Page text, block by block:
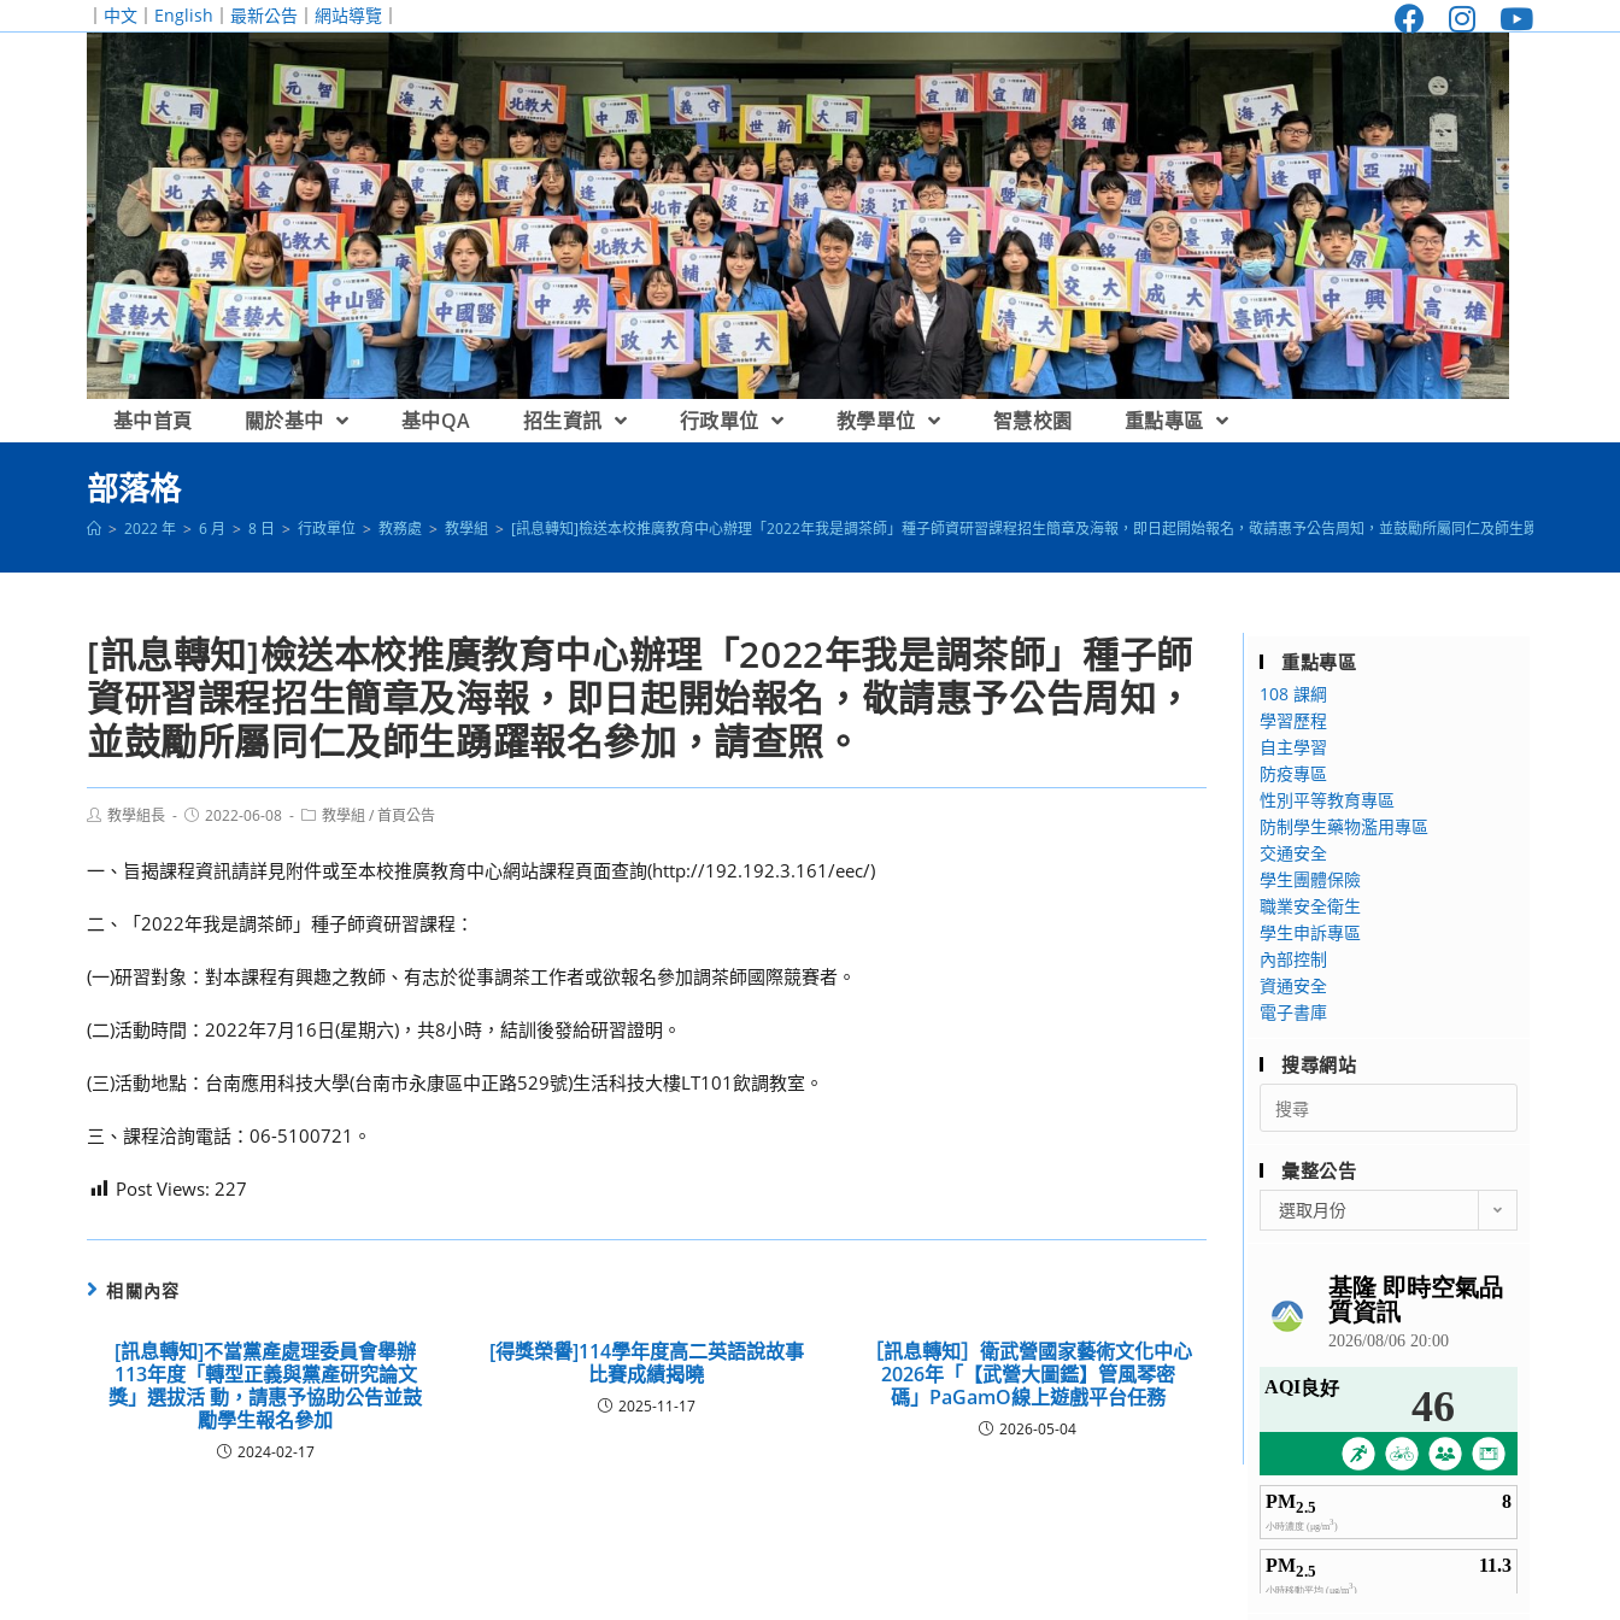
｜ 中文 ｜ English ｜ 最新公告 ｜ 網站導覽 ｜
基中首頁 關於基中 基中QA 招生資訊 行政單位 教學單位 智慧校園 重點專區
部落格
> 2022 年 > 6 月 > 8 日 > 行政單位 > 教務處 > 教學組 > [訊息轉知]檢送本校推廣教育中心辦理「2022年我是調茶師」種子師資研習課程招生簡章及海報，即日起開始報名，敬請惠予公告周知，並鼓勵所屬同仁及師生踴躍報名參加
[訊息轉知]檢送本校推廣教育中心辦理「2022年我是調茶師」種子師
資研習課程招生簡章及海報，即日起開始報名，敬請惠予公告周知，
並鼓勵所屬同仁及師生踴躍報名參加，請查照。
Post教學組長
Post2022-06-08
Post教學組 /首頁公告
一、旨揭課程資訊請詳見附件或至本校推廣教育中心網站課程頁面查詢(http://192.192.3.161/eec/)
二、「2022年我是調茶師」種子師資研習課程：
(一)研習對象：對本課程有興趣之教師、有志於從事調茶工作者或欲報名參加調茶師國際競賽者。
(二)活動時間：2022年7月16日(星期六)，共8小時，結訓後發給研習證明。
(三)活動地點：台南應用科技大學(台南市永康區中正路529號)生活科技大樓LT101飲調教室。
三、課程洽詢電話：06-5100721。
Post Views: 227
相關內容
[訊息轉知]不當黨產處理委員會舉辦
113年度「轉型正義與黨產研究論文
獎」選拔活 動，請惠予協助公告並鼓
勵學生報名參加
2024-02-17
[得獎榮譽]114學年度高二英語說故事
比賽成績揭曉
2025-11-17
［訊息轉知］衛武營國家藝術文化中心
2026年「【武營大圖鑑】管風琴密
碼」PaGamO線上遊戲平台任務
2026-05-04
重點專區
108 課綱
學習歷程
自主學習
防疫專區
性別平等教育專區
防制學生藥物濫用專區
交通安全
學生團體保險
職業安全衛生
學生申訴專區
內部控制
資通安全
電子書庫
搜尋網站
Search
for:
彙整公告
整
選取月份